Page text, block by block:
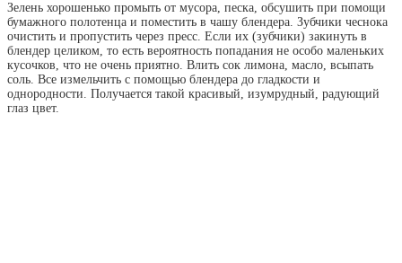
Зелень хорошенько промыть от мусора, песка, обсушить при помощи
бумажного полотенца и поместить в чашу блендера. Зубчики чеснока
очистить и пропустить через пресс. Если их (зубчики) закинуть в
блендер целиком, то есть вероятность попадания не особо маленьких
кусочков, что не очень приятно. Влить сок лимона, масло, всыпать
соль. Все измельчить с помощью блендера до гладкости и
однородности. Получается такой красивый, изумрудный, радующий
глаз цвет.